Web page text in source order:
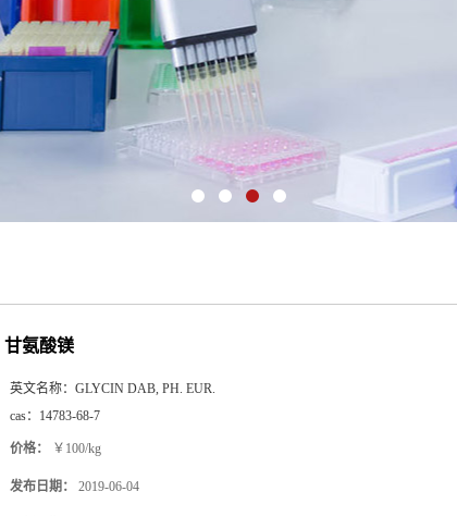
甘氨酸镁
英文名称： GLYCIN DAB, PH. EUR.
cas： 14783-68-7
价格： ￥100/kg
发布日期： 2019-06-04